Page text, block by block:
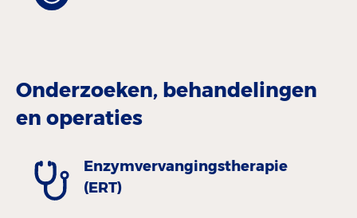
Onderzoeken, behandelingen
en operaties
Enzymvervangingstherapie
(ERT)